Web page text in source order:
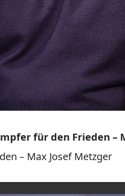
für den Frieden –
– Max Josef Metzger